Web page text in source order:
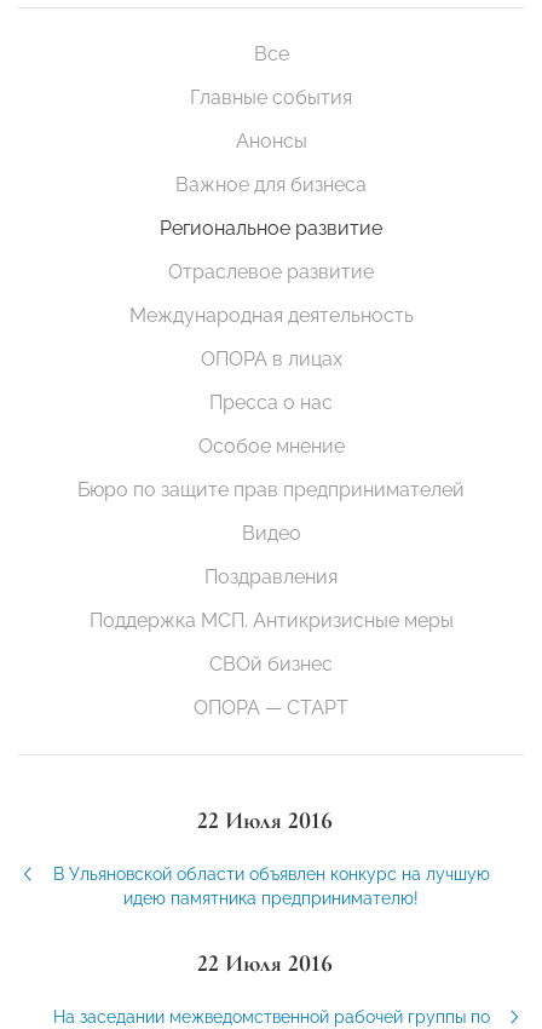
Все
Главные события
Анонсы
Важное для бизнеса
Региональное развитие
Отраслевое развитие
Международная деятельность
ОПОРА в лицах
Пресса о нас
Особое мнение
Бюро по защите прав предпринимателей
Видео
Поздравления
Поддержка МСП. Антикризисные меры
СВОй бизнес
ОПОРА — СТАРТ
22 Июля 2016
В Ульяновской области объявлен конкурс на лучшую
идею памятника предпринимателю!
22 Июля 2016
На заседании межведомственной рабочей группы по